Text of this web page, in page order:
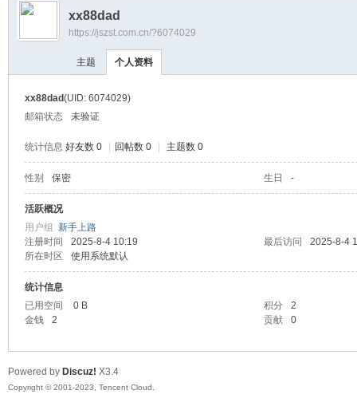
›
xx88dad
https://jszst.com.cn/?6074029
主题 个人资料
xx88dad(UID: 6074029)
邮箱状态
未验证
统计信息 好友数 0 回帖数 0 主题数 0
性别 保密 生日 -
活跃概况
用户组 新手上路
注册时间
2025-8-4 10:19 最后访问
2025-8-4
所在时区
使用系统默认
统计信息
已用空间
0 B 积分
2
金钱
2 贡献 0
Powered by Discuz! X3.4
Copyright © 2001-2023, Tencent Cloud.